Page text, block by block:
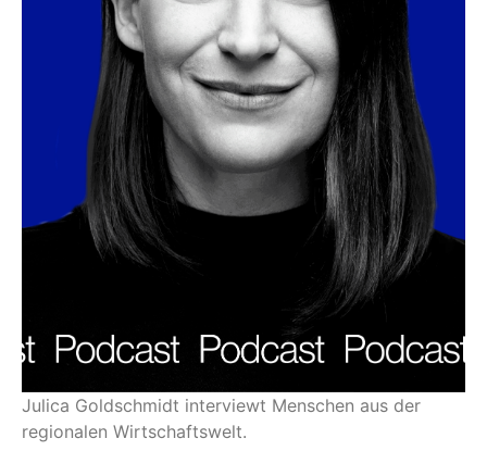
Julica Goldschmidt interviewt Menschen aus der
regionalen Wirtschaftswelt.